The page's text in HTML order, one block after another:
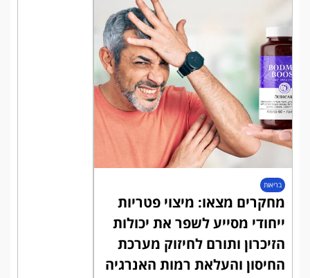
בריאות
מחקרים מצאו: מיצוי פטריות
ייחודי מסייע לשפר את יכולות
הזיכרון ותורם לחיזוק מערכת
החיסון והעלאת רמות האנרגיה